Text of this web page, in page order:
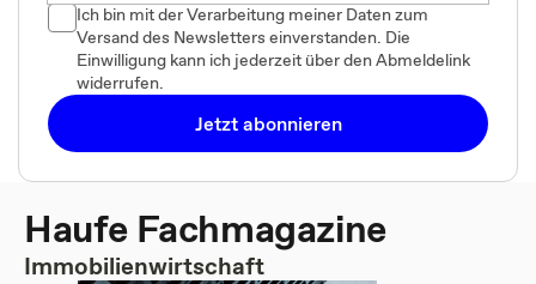
Ich bin mit der Verarbeitung meiner Daten zum
Versand des Newsletters einverstanden. Die
Einwilligung kann ich jederzeit über den Abmeldelink
widerrufen.
Jetzt abonnieren
Haufe Fachmagazine
Immobilienwirtschaft